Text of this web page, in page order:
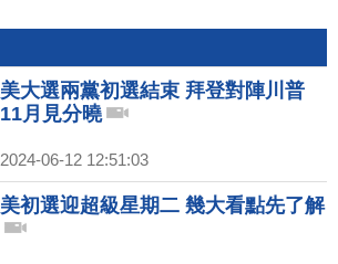
美大選兩黨初選結束 拜登對陣川普
11月見分曉
2024-06-12 12:51:03
美初選迎超級星期二 幾大看點先了解